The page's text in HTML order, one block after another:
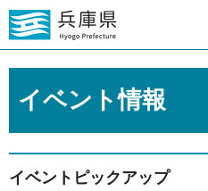
イベント情報
イベントピックアップ